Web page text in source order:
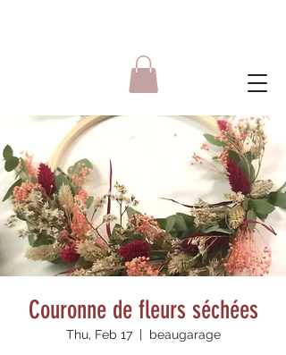
Couronne de fleurs séchées
Thu, Feb 17
  |
beaugarage